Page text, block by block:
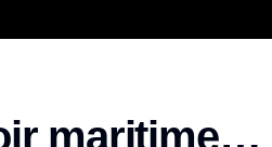
maritime…